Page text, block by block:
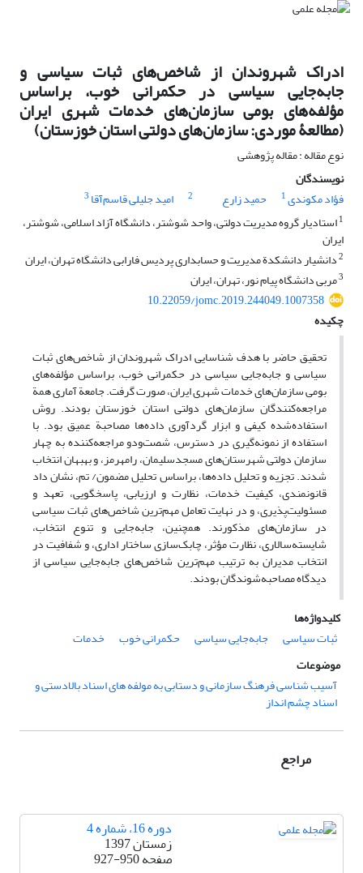
ادراک شهروندان از شاخص‌های ثبات سیاسی و
جابه‌جایی سیاسی در حکمرانی خوب، براساس
مؤلفه‌های بومی سازمان‌های خدمات شهری ایران
(مطالعۀ موردی: سازمان‌های دولتی استان خوزستان)
نوع مقاله : مقاله پژوهشی
نویسندگان
فؤاد مکوندی1 حمید زارع 2 امید جلیلی قاسم‌آقا 3
1استادیار گروه مدیریت دولتی، واحد شوشتر، دانشگاه آزاد اسلامی، شوشتر،
ایران
2دانشیار دانشکدة مدیریت و حسابداری پردیس فارابی دانشگاه تهران، ایران
3مربی دانشگاه پیام نور، تهران، ایران
10.22059/jomc.2019.244049.1007358
چکیده
تحقیق حاضر با هدف شناسایی ادراک شهروندان از شاخص‌های ثبات
سیاسی و جابه‌جایی سیاسی در حکمرانی خوب، براساس مؤلفه‌های
بومی سازمان‌های خدمات شهری ایران، صورت گرفت. جامعة‌ آماری همة
مراجعه‌کنندگان سازمان‌های دولتی استان خوزستان بودند. روش
استفاده‌شده کیفی و ابزار گردآوری داده‌ها مصاحبة عمیق بود. با
استفاده از نمونه‌گیری در دسترس، شصت‌ودو مراجعه‌کننده به چهار
سازمان دولتی شهرستان‌های مسجدسلیمان، رامهرمز، و بهبهان انتخاب
شدند. تجزیه و تحلیل داده‌ها، براساس تحلیل مضمون/ تم، نشان داد
قانونمندی، کیفیت خدمات، نظارت و ارزیابی، پاسخگویی، تعهد و
مسئولیت‌پذیری، و در نهایت تعامل مهم‌ترین شاخص‌های ثبات سیاسی
در سازمان‌های مذکورند. همچنین، جابه‌جایی و تنوع انتخاب،
شایسته‌سالاری، نظارت مؤثر، چابک‌سازی ساختار اداری، و شفافیت در
انتخاب مدیران به ترتیب مهم‌ترین شاخص‌های جابه‌جایی سیاسی از
دیدگاه مصاحبه‌شوندگان بودند.
کلیدواژه‌ها
ثبات سیاسی
جابه‌جایی سیاسی حکمرانی خوب
خدمات
موضوعات
آسیب شناسی فرهنگ سازمانی و دستابی به مولفه های اسناد بالادستی و
اسناد چشم انداز
مراجع
دوره 16، شماره 4
زمستان 1397
صفحه927-950